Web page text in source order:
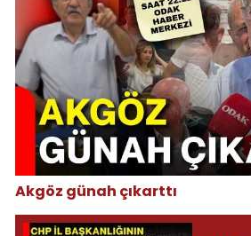
Akgöz günah çıkarttı